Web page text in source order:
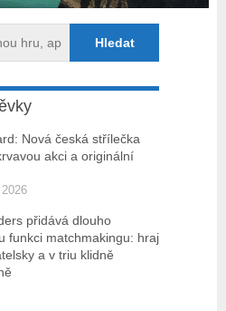
Nová česká střílečka
akci a originální
přidává dlouho
funkci matchmakingu: hraj
a v triu klidně